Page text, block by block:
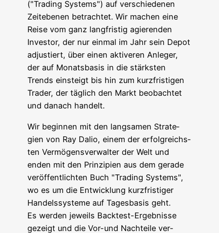
("Tra­ding Sys­tems") auf ver­schie­de­nen
Zeit­ebe­nen betrach­tet. Wir machen eine
Rei­se vom ganz lang­fris­tig agie­ren­den
Inves­tor, der nur ein­mal im Jahr sein Depot
adjus­tiert, über einen akti­ve­ren Anle­ger,
der auf Monats­ba­sis in die stärks­ten
Trends ein­steigt bis hin zum kurz­fris­ti­gen
Trader, der täg­lich den Markt beob­ach­tet
und danach handelt.
Wir begin­nen mit den lang­sa­men Stra­te­
gien von Ray Dalio, einem der erfolg­reichs­
ten Ver­mö­gens­ver­wal­ter der Welt und
enden mit den Prin­zi­pi­en aus dem gera­de
ver­öf­fent­lich­ten Buch "Tra­ding Sys­tems",
wo es um die Ent­wick­lung kurz­fris­ti­ger
Han­dels­sys­te­me auf Tages­ba­sis geht.
Es wer­den jeweils Back­test-Ergeb­nis­se
gezeigt und die Vor-und Nach­tei­le ver­